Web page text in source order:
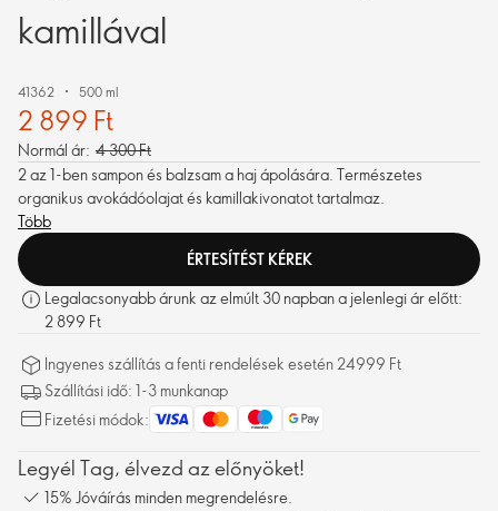
kamillával
41362 500 ml
2 899 Ft
Normál ár: 4 300 Ft
2 az 1-ben sampon és balzsam a haj ápolására. Természetes
organikus avokádóolajat és kamillakivonatot tartalmaz.
Több
ÉRTESÍTÉST KÉREK
Legalacsonyabb árunk az elmúlt 30 napban a jelenlegi ár előtt:
2 899 Ft
Ingyenes szállítás a fenti rendelések esetén 24999 Ft
Szállítási idő: 1-3 munkanap
Fizetési módok:
Legyél Tag, élvezd az előnyöket!
15% Jóváírás minden megrendelésre.